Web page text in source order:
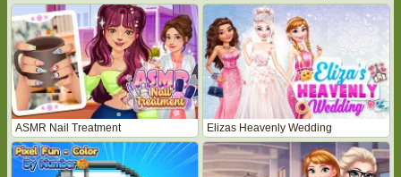
ASMR Nail Treatment Elizas Heavenly Wedding